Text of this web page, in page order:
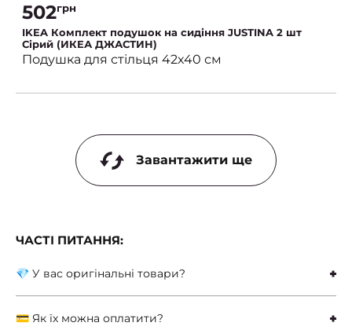
502грн
IKEA Комплект подушок на сидіння JUSTINA 2 шт
Сірий (ИКЕА ДЖАСТИН)
Подушка для стільця 42х40 см
Завантажити ще
ЧАСТІ ПИТАННЯ:
💎 У вас оригінальні товари?
💳 Як їх можна оплатити?